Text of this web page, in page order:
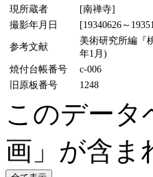
現所蔵者
[南禅寺]
撮影年月日
[19340626～
参考文献
美術研究所編『
年1月)
焼付台帳番号
c-006
旧原板番号
1248
このデータ
画」が含ま